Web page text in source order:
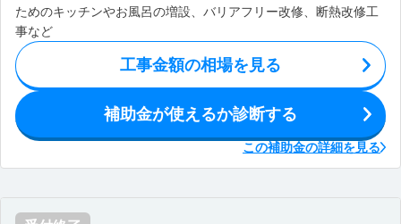
ためのキッチンやお風呂の増設、バリアフリー改修、断熱改修工
事など
工事金額の相場を見る
補助金が使えるか診断する
この補助金の詳細を見る